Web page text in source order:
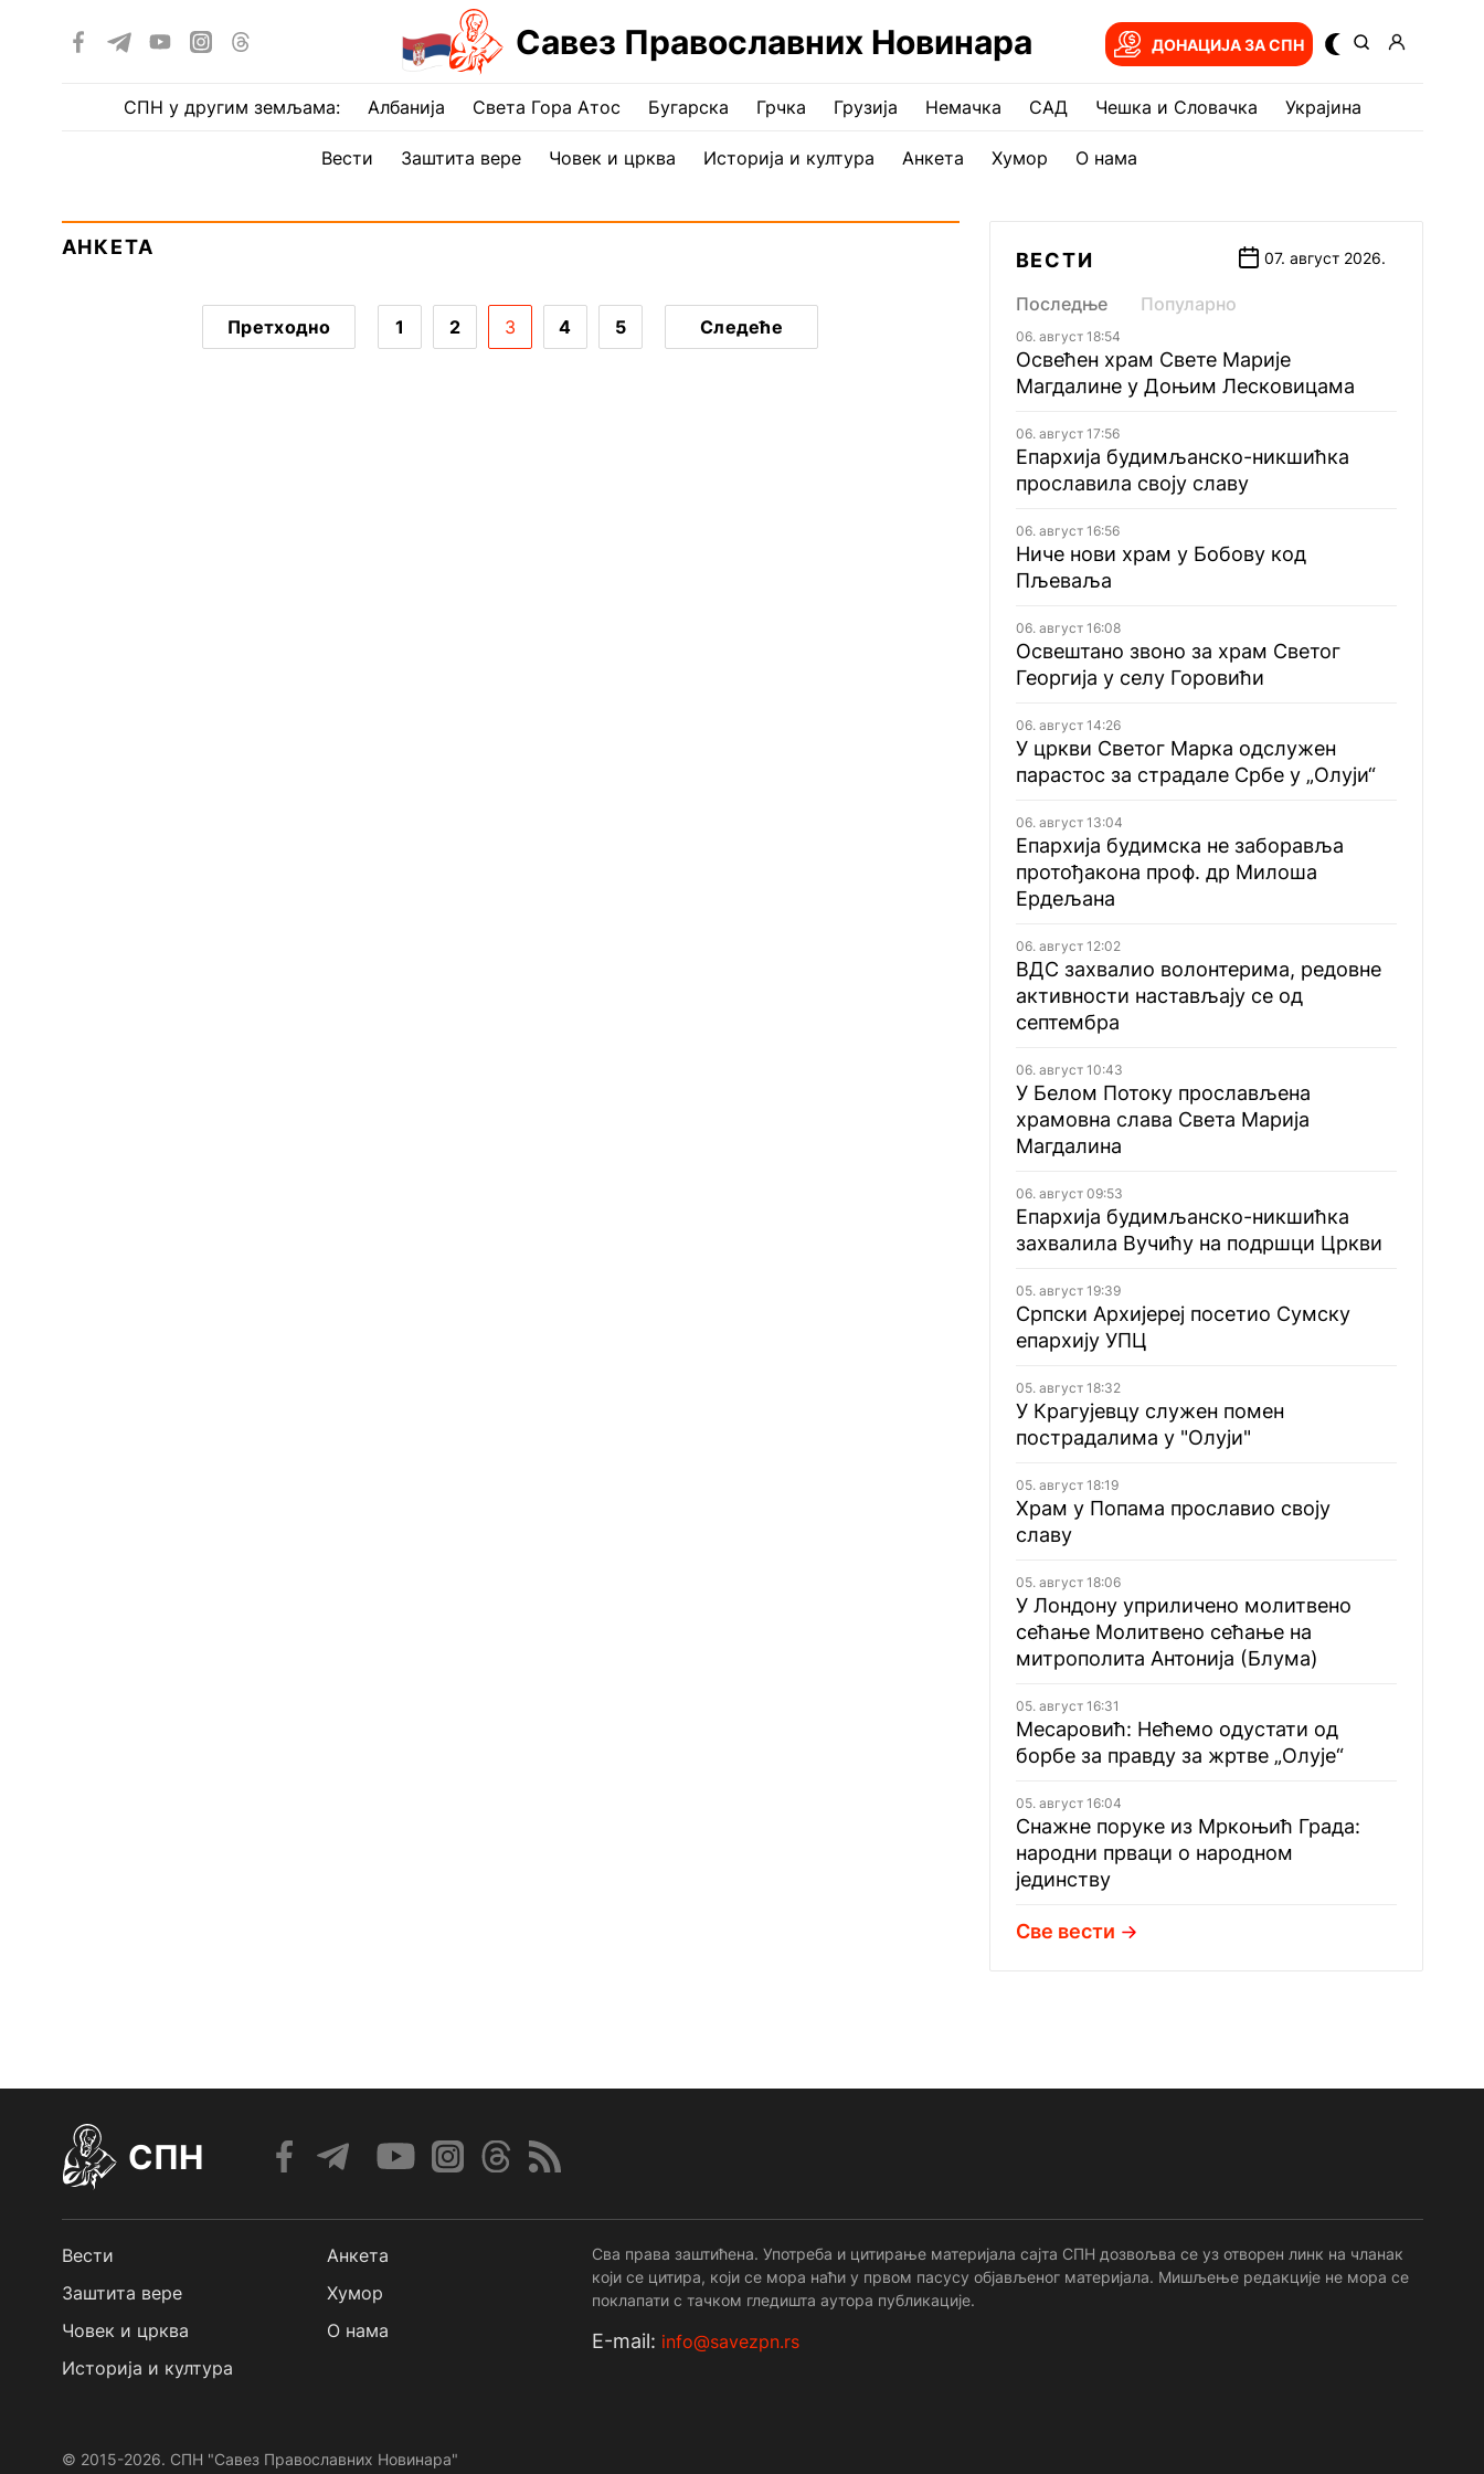
Савез Православних Новинара ДОНАЦИЈА ЗА СПН
СПН у другим земљама: Албанија Света Гора Атос Бугарска Грчка Грузија Немачка САД Чешка и Словачка Украјина
Вести Заштита вере Човек и црква Историја и култура Анкета Хумор О нама
АНКЕТА
Претходно 1 2 3 4 5 Следеће
ВЕСТИ 07. август 2026.
Последње Популарно
06. август 18:54
Освећен храм Свете Марије
Магдалине у Доњим Лесковицама
06. август 17:56
Епархија будимљанско-никшићка
прославила своју славу
06. август 16:56
Ниче нови храм у Бобову код
Пљеваља
06. август 16:08
Освештано звоно за храм Светог
Георгија у селу Горовићи
06. август 14:26
У цркви Светог Марка одслужен
парастос за страдале Србе у „Олуји“
06. август 13:04
Епархија будимска не заборавља
протођакона проф. др Милоша
Ердељана
06. август 12:02
ВДС захвалио волонтерима, редовне
активности настављају се од
септембра
06. август 10:43
У Белом Потоку прослављена
храмовна слава Света Марија
Магдалина
06. август 09:53
Епархија будимљанско-никшићка
захвалила Вучићу на подршци Цркви
05. август 19:39
Српски Архијереј посетио Сумску
епархију УПЦ
05. август 18:32
У Крагујевцу служен помен
пострадалима у "Олуји"
05. август 18:19
Храм у Попама прославио своју
славу
05. август 18:06
У Лондону уприличено молитвено
сећање Молитвено сећање на
митрополита Антонија (Блума)
05. август 16:31
Месаровић: Нећемо одустати од
борбе за правду за жртве „Олује“
05. август 16:04
Снажне поруке из Мркоњић Града:
народни прваци о народном
јединству
Све вести
СПН
Вести
Заштита вере
Човек и црква
Историја и култура
Анкета
Хумор
О нама
Сва права заштићена. Употреба и цитирање материјала сајта СПН дозвољва се уз отворен линк на чланак
који се цитира, који се мора наћи у првом пасусу објављеног материјала. Мишљење редакције не мора се
поклапати с тачком гледишта аутора публикације.
Е-mail: info@savezpn.rs
© 2015-2026. СПН "Савез Православних Новинара"